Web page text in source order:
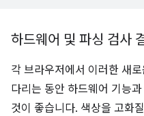
하드웨어 및 파싱 검사
각 브라우저에서 이러한 새
다리는 동안 하드웨어 기능
것이 좋습니다. 색상을 고화